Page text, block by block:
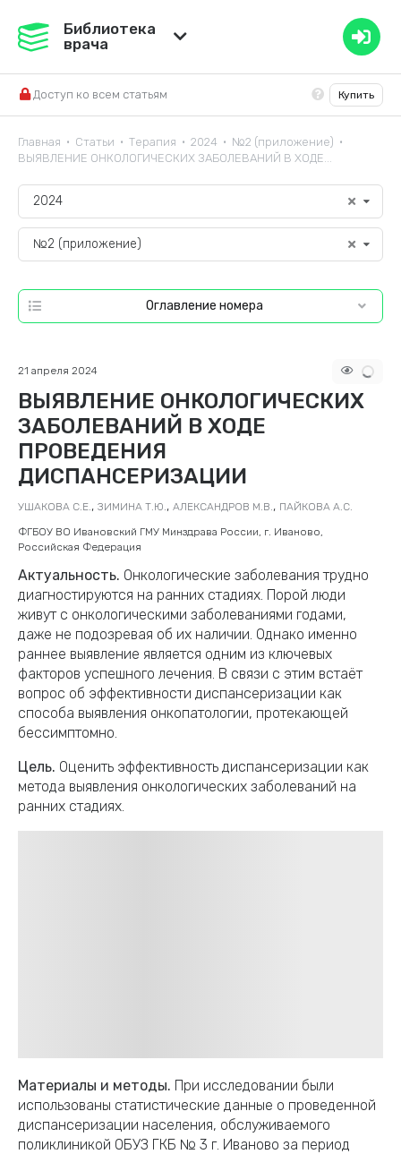
Медвестник
Справочник ЛС
Библиотека
врача
Доступ ко всем статьям Купить
Главная • Статьи • Терапия • 2024 • №2 (приложение) •
ВЫЯВЛЕНИЕ ОНКОЛОГИЧЕСКИХ ЗАБОЛЕВАНИЙ В ХОДЕ...
2024
№2 (приложение)
Оглавление номера
ВЫЯВЛЕНИЕ ОНКОЛОГИЧЕСКИХ
ЗАБОЛЕВАНИЙ В ХОДЕ
ПРОВЕДЕНИЯ
ДИСПАНСЕРИЗАЦИИ
21 апреля 2024
ФГБОУ ВО Ивановский ГМУ Минздрава России, г. Иваново,
Российская Федерация
Актуальность. Онкологические заболевания трудно
диагностируются на ранних стадиях. Порой люди
живут с онкологическими заболеваниями годами,
даже не подозревая об их наличии. Однако именно
раннее выявление является одним из ключевых
факторов успешного лечения. В связи с этим встаёт
вопрос об эффективности диспансеризации как
способа выявления онкопатологии, протекающей
бессимптомно.
Цель. Оценить эффективность диспансеризации как
метода выявления онкологических заболеваний на
ранних стадиях.
Материалы и методы. При исследовании были
использованы статистические данные о проведенной
диспансеризации населения, обслуживаемого
поликлиникой ОБУЗ ГКБ № 3 г. Иваново за период
УШАКОВА С.Е., ЗИМИНА Т.Ю., АЛЕКСАНДРОВ М.В., ПАЙКОВА А.С.